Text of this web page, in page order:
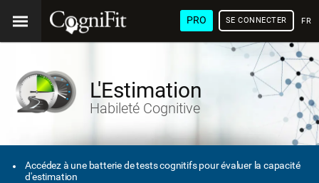
PRO SE CONNECTER
L'Estimation
Habileté Cognitive
Accédez à une batterie de tests cognitifs pour évaluer la capacité
d'estimation